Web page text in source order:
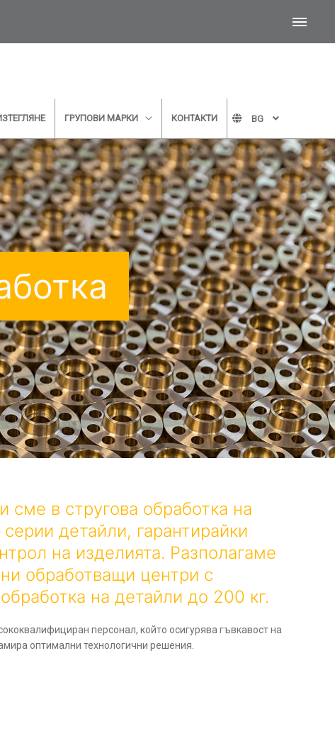
ГРУПОВИ МАРКИ КОНТАКТИ BG
сме в стругова обработка на
детайли, гарантирайки
на изделията. Разполагаме
обработващи центри с
на детайли до 200 кг.
персонал, който осигурява гъвкавост на
оптимални технологични решения.
направите безплатна
за контакт по-долу и
вас!